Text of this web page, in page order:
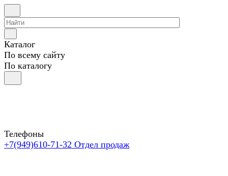
Каталог
По всему сайту
По каталогу
Телефоны
+7(949)610-71-32 Отдел продаж